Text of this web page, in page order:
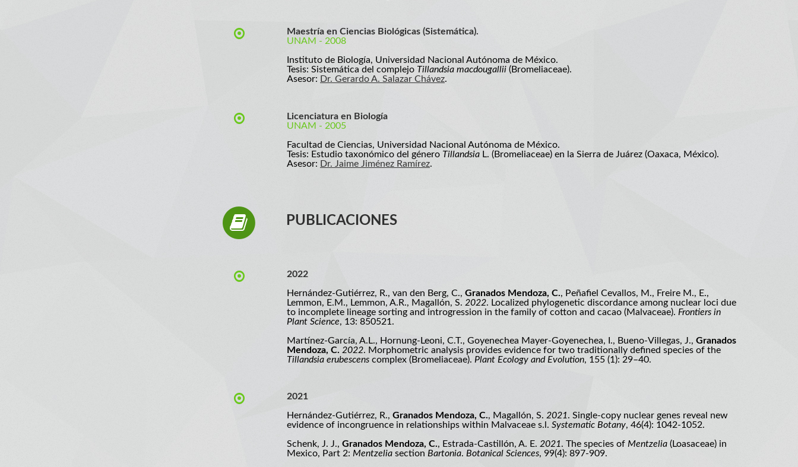
Maestría en Ciencias Biológicas (Sistemática).
UNAM - 2008
Instituto de Biología, Universidad Nacional Autónoma de México.
Tesis: Sistemática del complejo Tillandsia macdougallii (Bromeliaceae).
Asesor: Dr. Gerardo A. Salazar Chávez.
Licenciatura en Biología
UNAM - 2005
Facultad de Ciencias, Universidad Nacional Autónoma de México.
Tesis: Estudio taxonómico del género Tillandsia L. (Bromeliaceae) en la Sierra de Juárez (Oaxaca, México).
Asesor: Dr. Jaime Jiménez Ramírez.
PUBLICACIONES
2022
Hernández-Gutiérrez, R., van den Berg, C., Granados Mendoza, C., Peñafiel Cevallos, M., Freire M., E.,
Lemmon, E.M., Lemmon, A.R., Magallón, S. 2022. Localized phylogenetic discordance among nuclear loci due
to incomplete lineage sorting and introgression in the family of cotton and cacao (Malvaceae). Frontiers in
Plant Science, 13: 850521.
Martínez-García, A.L., Hornung-Leoni, C.T., Goyenechea Mayer-Goyenechea, I., Bueno-Villegas, J., Granados
Mendoza, C. 2022. Morphometric analysis provides evidence for two traditionally defined species of the
Tillandsia erubescens complex (Bromeliaceae). Plant Ecology and Evolution, 155 (1): 29–40.
2021
Hernández-Gutiérrez, R., Granados Mendoza, C., Magallón, S. 2021. Single-copy nuclear genes reveal new
evidence of incongruence in relationships within Malvaceae s.l. Systematic Botany, 46(4): 1042-1052.
Schenk, J. J., Granados Mendoza, C., Estrada-Castillón, A. E. 2021. The species of Mentzelia (Loasaceae) in
Mexico, Part 2: Mentzelia section Bartonia. Botanical Sciences, 99(4): 897-909.